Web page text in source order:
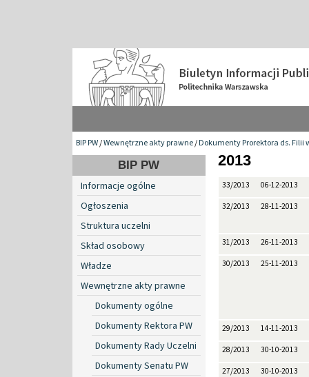
BIP PW/Wewnętrzne akty prawne/Dokumenty Prorektora ds. Filii
BIP PW
Informacje ogólne
Ogłoszenia
Struktura uczelni
Skład osobowy
Władze
Wewnętrzne akty prawne
Dokumenty ogólne
Dokumenty Rektora PW
Dokumenty Rady Uczelni
Dokumenty Senatu PW
2013
33/2013 06-12-2013
32/2013 28-11-2013
31/2013 26-11-2013
30/2013 25-11-2013
29/2013 14-11-2013
28/2013 30-10-2013
27/2013 30-10-2013